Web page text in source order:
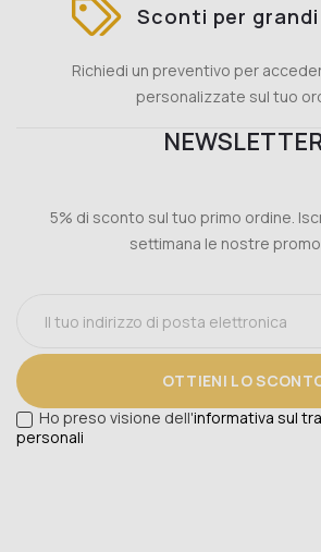
Sconti per
Richiedi un preventivo per
personalizzate sul tuo
5% di sconto sul tuo primo ordine.
settimana le nostre
OTTIENI LO
Ho preso visione dell'informativa sul
personali